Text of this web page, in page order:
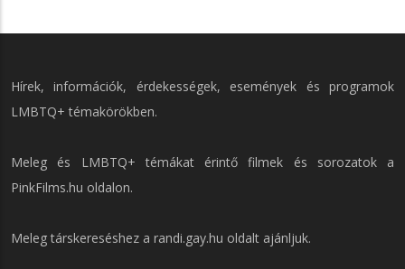
Hírek, információk, érdekességek, események és programok
LMBTQ+ témakörökben.
Meleg és LMBTQ+ témákat érintő filmek és sorozatok a
PinkFilms.hu oldalon.
Meleg társkereséshez a randi.gay.hu oldalt ajánljuk.